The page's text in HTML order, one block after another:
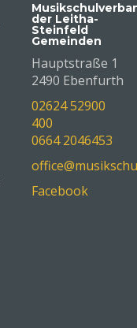
der Leitha-
Steinfeld
Gemeinden
Hauptstraße 1
2490 Ebenfurth
02624 52900
400
0664 2046453
Facebook